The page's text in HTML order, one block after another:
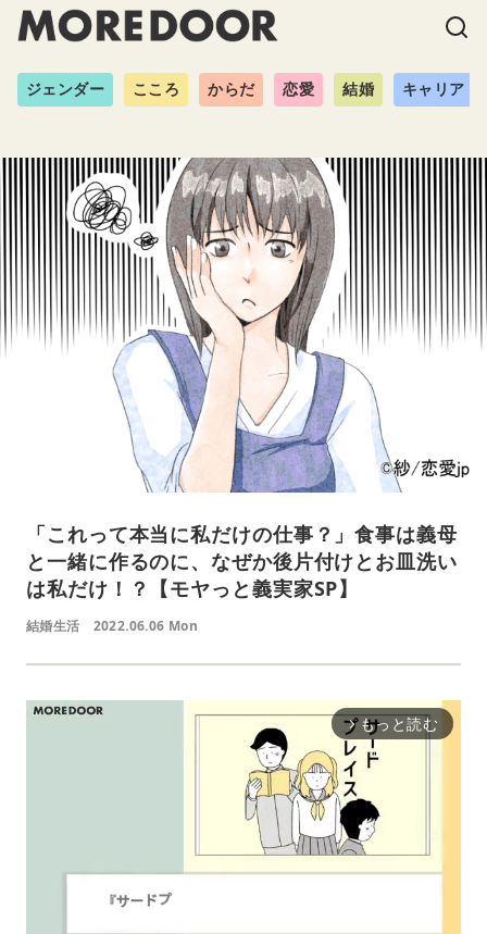
ジェンダー こころ からだ 恋愛 結婚 キャリア
「これって本当に私だけの仕事？」食事は義母
と一緒に作るのに、なぜか後片付けとお皿洗い
は私だけ！？【モヤっと義実家SP】
結婚生活 2022.06.06 Mon
arrow_forward_ios もっと読む